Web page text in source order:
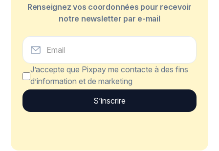
Renseignez vos coordonnées pour recevoir
notre newsletter par e-mail
J’accepte que Pixpay me contacte à des fins
d’information et de marketing